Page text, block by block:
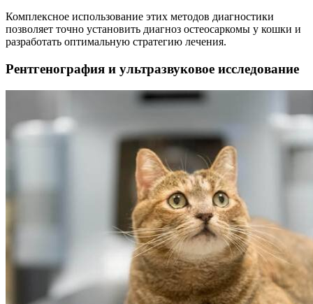
Комплексное использование этих методов диагностики
позволяет точно установить диагноз остеосаркомы у кошки и
разработать оптимальную стратегию лечения.
Рентгенография и ультразвуковое исследование